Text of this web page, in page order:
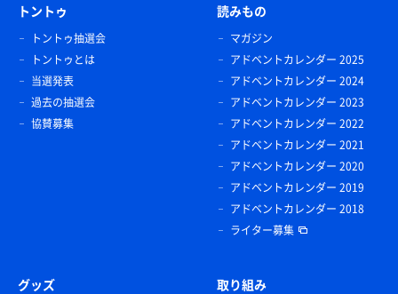
トントゥ
トントゥ抽選会
トントゥとは
当選発表
過去の抽選会
協賛募集
読みもの
マガジン
アドベントカレンダー 2025
アドベントカレンダー 2024
アドベントカレンダー 2023
アドベントカレンダー 2022
アドベントカレンダー 2021
アドベントカレンダー 2020
アドベントカレンダー 2019
アドベントカレンダー 2018
ライター募集
グッズ 取り組み